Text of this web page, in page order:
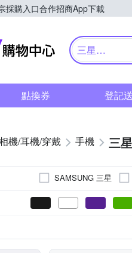
採購入口合作招商App下載
Yahoo購物中心
三星
點換券 登記送
機/耳機/穿戴 手機 三
SAMSUNG 三星